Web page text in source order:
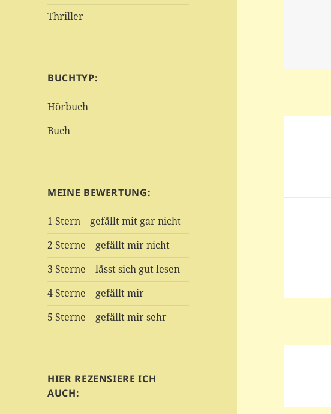
Thriller
BUCHTYP:
Hörbuch
Buch
MEINE BEWERTUNG:
1 Stern – gefällt mit gar nicht
2 Sterne – gefällt mir nicht
3 Sterne – lässt sich gut lesen
4 Sterne – gefällt mir
5 Sterne – gefällt mir sehr
HIER REZENSIERE ICH
AUCH: